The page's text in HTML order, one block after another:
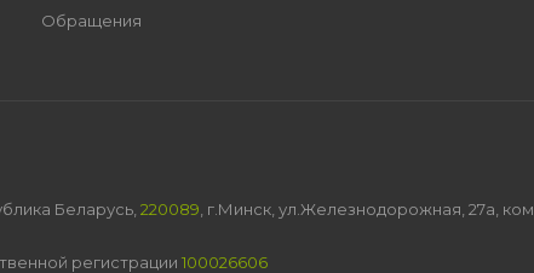
Обращения
Беларусь, 220089 , г.Минск, ул.Железнодорожная, 27а, ком
регистрации 100026606